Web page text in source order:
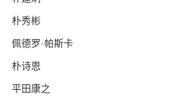
朴秀彬
佩德罗·帕斯卡
朴诗恩
平田康之